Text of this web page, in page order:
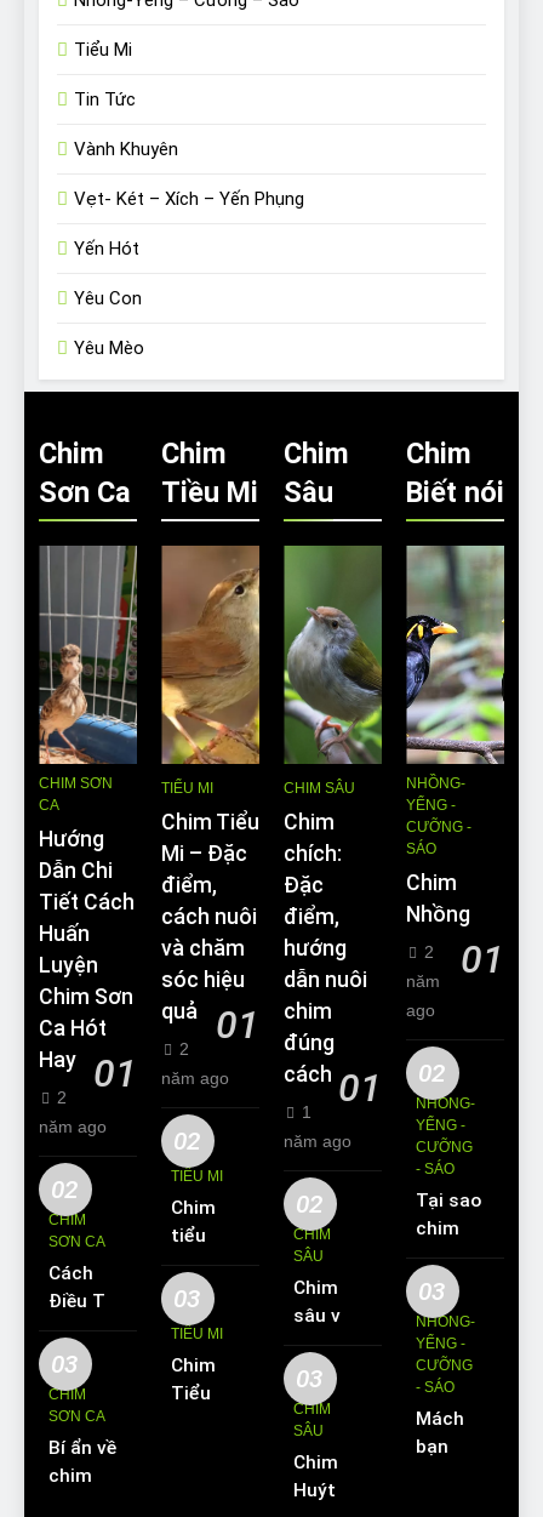
Tiểu Mi
Tin Tức
Vành Khuyên
Vẹt- Két – Xích – Yến Phụng
Yến Hót
Yêu Con
Yêu Mèo
Chim
Sơn Ca
CHIM SƠN
CA
Hướng
Dẫn Chi
Tiết Cách
Huấn
Luyện
Chim Sơn
Ca Hót
Hay
01
2
năm ago
02
CHIM
SƠN CA
Cách
Điều Trị
Hiệu
Quả
Các
Bệnh
Thường
Gặp Ở
03
CHIM
SƠN CA
Bí ẩn về
chim
Chim
Tiều Mi
TIỂU MI
Chim Tiểu
Mi – Đặc
điểm,
cách nuôi
và chăm
sóc hiệu
quả
01
2
năm ago
02
TIỂU MI
Chim
tiểu mi
ăn gì?
Kinh
nghiệm
chim
tiểu mi
03
TIỂU MI
Chim
Tiểu Mi
Chim
Sâu
CHIM SÂU
Chim
chích:
Đặc
điểm,
hướng
dẫn nuôi
chim
đúng
cách 01
1
năm ago
02
CHIM
SÂU
Chim
sâu và
những
thông
tin cơ
bản về
loài
chim
03
CHIM
SÂU
Chim
Huýt
Chim
Biết nói
NHỒNG-
YỂNG -
CƯỠNG -
SÁO
Chim
Nhồng
01
2
năm
ago
02
NHỒNG-
YỂNG -
CƯỠNG
- SÁO
Tại sao
chim
Sáo lại
được
yêu
thích
nuôi
làm thú
cưng?
03
NHỒNG-
YỂNG -
CƯỠNG
- SÁO
Mách
bạn